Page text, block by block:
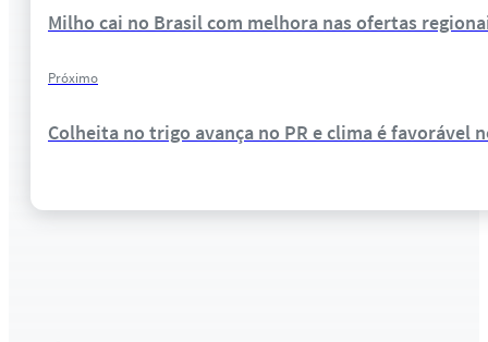
Milho cai no Brasil com melhora nas ofertas
Próximo
Colheita no trigo avança no PR e clima é favorável